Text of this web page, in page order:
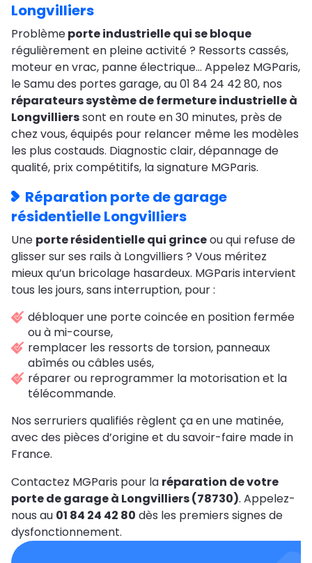
Longvilliers
Problèmeporte industrielle qui se bloque
régulièrement en pleine activité ? Ressorts cassés,
moteur en vrac, panne électrique… Appelez MGParis,
le Samu des portes garage, au 01 84 24 42 80, nos
réparateurs système de fermeture industrielle à
Longvillierssont en route en 30 minutes, près de
chez vous, équipés pour relancer même les modèles
les plus costauds. Diagnostic clair, dépannage de
qualité, prix compétitifs, la signature MGParis.
Réparation porte de garage
résidentielle Longvilliers
Une porte résidentielle qui grinceou qui refuse de
glisser sur ses rails à Longvilliers ? Vous méritez
mieux qu’un bricolage hasardeux. MGParis intervient
tous les jours, sans interruption, pour :
débloquer une porte coincée en position fermée
ou à mi-course,
remplacer les ressorts de torsion, panneaux
abîmés ou câbles usés,
réparer ou reprogrammer la motorisation et la
télécommande.
Nos serruriers qualifiés règlent ça en une matinée,
avec des pièces d’origine et du savoir-faire made in
France.
Contactez MGParis pour la réparation de votre
porte de garage à Longvilliers (78730). Appelez-
nous au 01 84 24 42 80 dès les premiers signes de
dysfonctionnement.